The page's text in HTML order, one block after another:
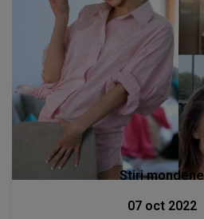
Stiri mondene
07 oct 2022